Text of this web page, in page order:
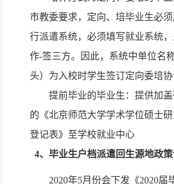
市教委要求，定向、培毕业生必
行派遣系统，必须填写就业系统
作-签三方。因此，系统中单位名
头）为入校时学生签订定向委培协
提前毕业的毕业生：提供加
的《北京师范大学学术学位硕士
登记表》至学校就业中心
4、毕业生户档派遣回生源地政策
2020年5月份会下发《2020届